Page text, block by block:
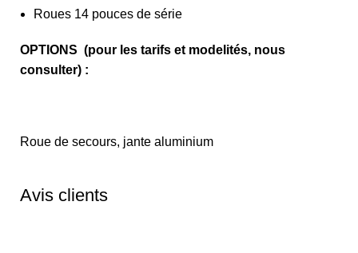
Roues 14 pouces de série
OPTIONS (pour les tarifs et modelités, nous
consulter) :
Roue de secours, jante aluminium
Avis clients